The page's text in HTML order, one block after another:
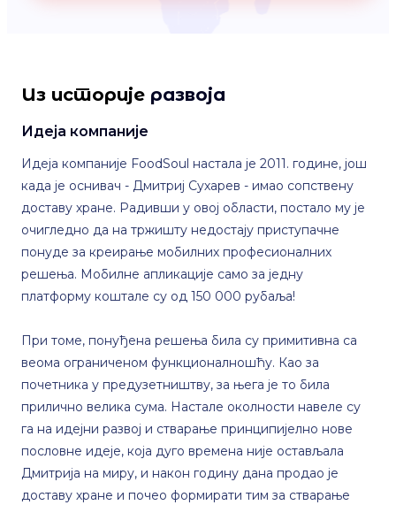
Из историје развоја
Идеја компаније
Идеја компаније FoodSoul настала је 2011. године, још
када је оснивач - Дмитриј Сухарев - имао сопствену
доставу хране. Радивши у овој области, постало му је
очигледно да на тржишту недостају приступачне
понуде за креирање мобилних професионалних
решења. Мобилне апликације само за једну
платформу коштале су од 150 000 рубаља!
При томе, понуђена решења била су примитивна са
веома ограниченом функционалношћу. Као за
почетника у предузетништву, за њега је то била
прилично велика сума. Настале околности навеле су
га на идејни развој и стварање принципијелно нове
пословне идеје, која дуго времена није остављала
Дмитрија на миру, и након годину дана продао је
доставу хране и почео формирати тим за стварање